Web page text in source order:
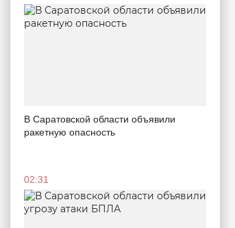
В Саратовской области объявили
ракетную опасность
02:31